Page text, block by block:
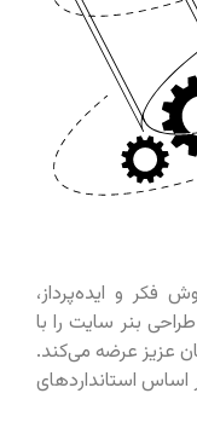
فکر و ایده‌پرداز،
بنر سایت را با
عزیز عرضه می‌کند.
استانداردهای